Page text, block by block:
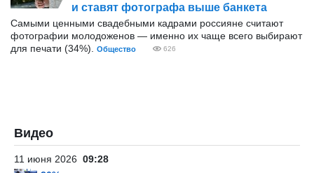
и ставят фотографа выше банкета
Самыми ценными свадебными кадрами россияне считают
фотографии молодоженов — именно их чаще всего выбирают
для печати (34%).
Общество 626
Видео
11 июня 2026 09:28